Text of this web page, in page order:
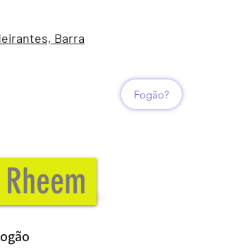
Barra
Fogão?
Rheem